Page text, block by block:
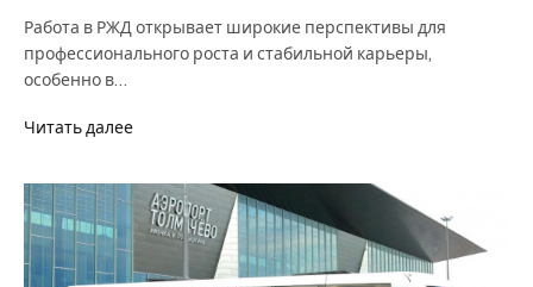
Работа в РЖД открывает широкие перспективы для
профессионального роста и стабильной карьеры,
особенно в…
Читать далее